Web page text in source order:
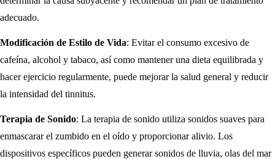
adecuado.
Modificación de Estilo de Vida: Evitar el consumo excesivo de
cafeína, alcohol y tabaco, así como mantener una dieta equilibrada y
hacer ejercicio regularmente, puede mejorar la salud general y reducir
la intensidad del tinnitus.
Terapia de Sonido: La terapia de sonido utiliza sonidos suaves para
enmascarar el zumbido en el oído y proporcionar alivio. Los
dispositivos específicos pueden generar sonidos de lluvia, olas del mar